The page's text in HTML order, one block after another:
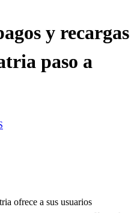
y recargas
paso a
ofrece a sus usuarios